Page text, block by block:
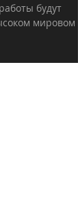
будут
мировом
ваших